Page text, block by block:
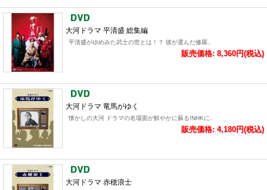
大河ドラマ 平清盛 総集編
平清盛がゆめみた武士の世とは！？ 彼が選んだ修羅..
販売価格: 8,360円(税込)
大河ドラマ 竜馬がゆく
懐かしの大河 ドラマの名場面が鮮やかに蘇る!NHKに..
販売価格: 4,180円(税込)
大河ドラマ 赤穂浪士